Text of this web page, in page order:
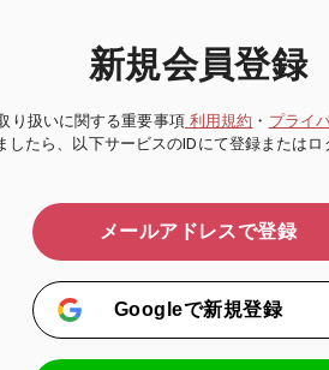
新規会員登録
り扱いに関する重要事項利用規約 ・ プライ
したら、以下サービスのIDにて登録またはロ
メールアドレスで登録
Googleで新規登録